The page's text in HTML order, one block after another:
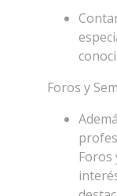
Foros y
Foros